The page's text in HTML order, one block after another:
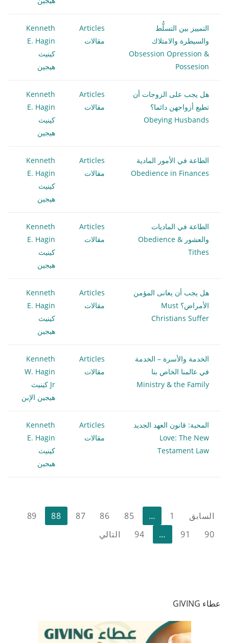
التمييز بين التسلُّط
والسيطرة والامتلاك
Obsession Opression &
Possesion
Articles
مقالات
Kenneth
E. Hagin
كينيث
هيجين
هل يجب على الزوجات أن
تطيع أزواجهن دائما؟
Obeying Husbands
Articles
مقالات
Kenneth
E. Hagin
كينيث
هيجين
الطاعة في الأمور المادية
Obedience in Finances
Articles
مقالات
Kenneth
E. Hagin
كينيث
هيجين
الطاعة في الماديات
والعشور Obedience &
Tithes
Articles
مقالات
Kenneth
E. Hagin
كينيث
هيجين
هل يجب أن يعانى المؤمن
الأمراض؟ Must
Christians Suffer
Articles
مقالات
Kenneth
E. Hagin
كينيث
هيجين
الخدمة والأسرة – الخدمة
في عالمنا الخاص بنا
Ministry & the Family
Articles
مقالات
Kenneth
W. Hagin
Jr كينيث
هيجين الإبن
المحبة: قانون العهد الجديد
Love: The New
Testament Law
Articles
مقالات
Kenneth
E. Hagin
كينيث
هيجين
تعدد
صفحات
السابق 1
…
85
86
87
88
89
90
91
…
94 التالي
عطاء GIVING